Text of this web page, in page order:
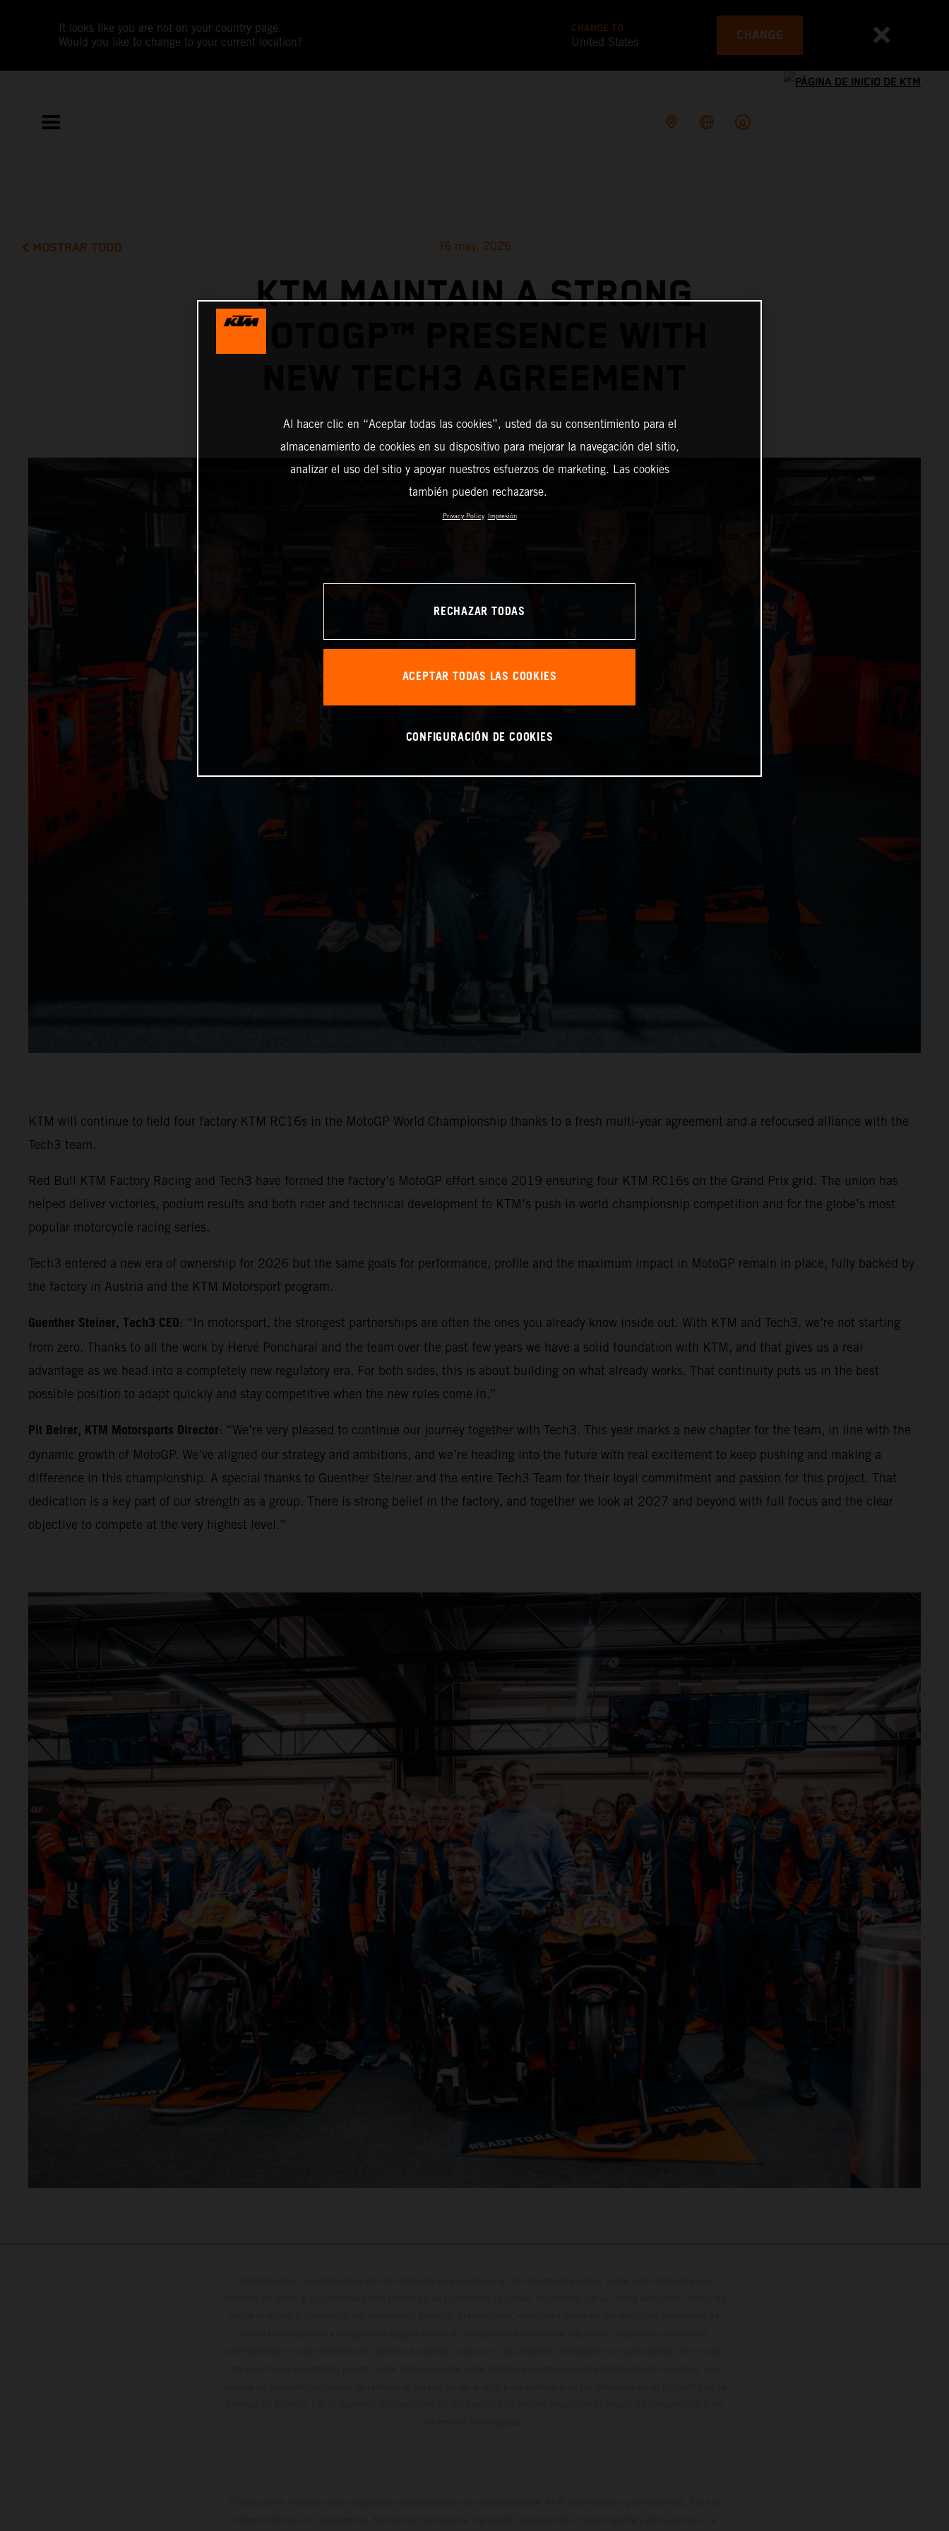
It looks like you are not on your country page.
Would you like to change to your current location?
CHANGE TO
United States CHANGE
MOSTRAR TODO 16 may. 2026
KTM MAINTAIN A STRONG
MOTOGP™ PRESENCE WITH
KTM will continue to field four factory KTM RC16s in the MotoGP World Championship thanks to a fresh multi-year agreement and a refocused alliance with the
Tech3 team.
Red Bull KTM Factory Racing and Tech3 have formed the factory’s MotoGP effort since 2019 ensuring four KTM RC16s on the Grand Prix grid. The union has
helped deliver victories, podium results and both rider and technical development to KTM’s push in world championship competition and for the globe’s most
popular motorcycle racing series.
Tech3 entered a new era of ownership for 2026 but the same goals for performance, profile and the maximum impact in MotoGP remain in place, fully backed by
the factory in Austria and the KTM Motorsport program.
Guenther Steiner, Tech3 CEO: “In motorsport, the strongest partnerships are often the ones you already know inside out. With KTM and Tech3, we’re not starting
from zero. Thanks to all the work by Hervé Poncharal and the team over the past few years we have a solid foundation with KTM, and that gives us a real
advantage as we head into a completely new regulatory era. For both sides, this is about building on what already works. That continuity puts us in the best
possible position to adapt quickly and stay competitive when the new rules come in.”
Pit Beirer, KTM Motorsports Director: “We’re very pleased to continue our journey together with Tech3. This year marks a new chapter for the team, in line with the
dynamic growth of MotoGP. We’ve aligned our strategy and ambitions, and we’re heading into the future with real excitement to keep pushing and making a
difference in this championship. A special thanks to Guenther Steiner and the entire Tech3 Team for their loyal commitment and passion for this project. That
dedication is a key part of our strength as a group. There is strong belief in the factory, and together we look at 2027 and beyond with full focus and the clear
objective to compete at the very highest level.”
Al hacer clic en “Aceptar todas las cookies”, usted da su consentimiento para el
almacenamiento de cookies en su dispositivo para mejorar la navegación del sitio,
analizar el uso del sitio y apoyar nuestros esfuerzos de marketing. Las cookies
también pueden rechazarse.
Privacy Policy Impresión
RECHAZAR TODAS
ACEPTAR TODAS LAS COOKIES
CONFIGURACIÓN DE COOKIES